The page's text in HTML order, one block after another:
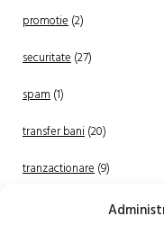
promotie(2)
securitate(27)
spam(1)
transfer bani(20)
tranzactionare(9)
(20)